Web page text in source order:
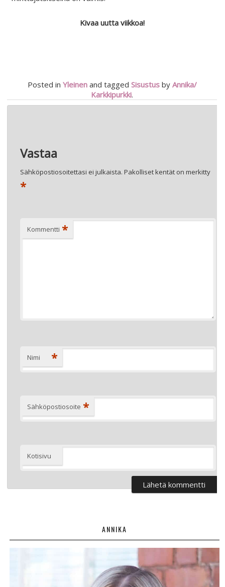
Kivaa uutta viikkoa!
Posted in Yleinenand tagged Sisustusby Annika/
Karkkipurkki.
Vastaa
Sähköpostiosoitettasi ei julkaista. Pakolliset kentät on merkitty
*
Kommentti *
Nimi *
Sähköpostiosoite *
Kotisivu
ANNIKA